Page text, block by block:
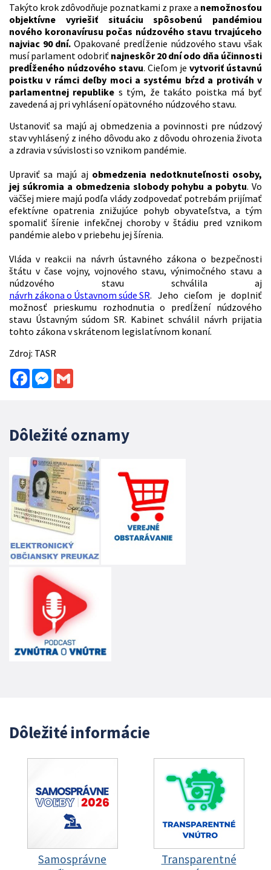
Takýto krok zdôvodňuje poznatkami z praxe a nemožnosťou
objektívne vyriešiť situáciu spôsobenú pandémiou
nového koronavírusu počas núdzového stavu trvajúceho
najviac 90 dní.Opakované predĺženie núdzového stavu však
musí parlament odobriť najneskôr 20 dní odo dňa účinnosti
predĺženého núdzového stavu. Cieľom je vytvoriť ústavnú
poistku v rámci deľby moci a systému bŕzd a protiváh v
parlamentnej republike s tým, že takáto poistka má byť
zavedená aj pri vyhlásení opätovného núdzového stavu.
Ustanoviť sa majú aj obmedzenia a povinnosti pre núdzový
stav vyhlásený z iného dôvodu ako z dôvodu ohrozenia života
a zdravia v súvislosti so vznikom pandémie.
Upraviť sa majú aj obmedzenia nedotknuteľnosti osoby,
jej súkromia a obmedzenia slobody pohybu a pobytu. Vo
väčšej miere majú podľa vlády zodpovedať potrebám prijímať
efektívne opatrenia znižujúce pohyb obyvateľstva, a tým
spomaliť šírenie infekčnej choroby v štádiu pred vznikom
pandémie alebo v priebehu jej šírenia.
Vláda v reakcii na návrh ústavného zákona o bezpečnosti
štátu v čase vojny, vojnového stavu, výnimočného stavu a
núdzového stavu schválila aj
návrh zákona o Ústavnom súde SR. Jeho cieľom je doplniť
možnosť prieskumu rozhodnutia o predĺžení núdzového
stavu Ústavným súdom SR. Kabinet schválil návrh prijatia
tohto zákona v skrátenom legislatívnom konaní.
Zdroj: TASR
FacebookMessenger
Dôležité oznamy
Dôležité informácie
Samosprávne
Transparentné